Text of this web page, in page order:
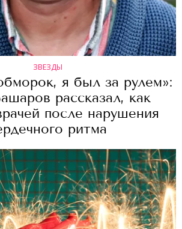
ЗВЕЗДЫ
я был за рулем»:
рассказал, как
после нарушения
ритма